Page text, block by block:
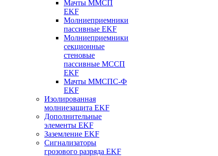
Мачты ММСП
EKF
Молниеприемники
пассивные EKF
Молниеприемники
секционные
стеновые
пассивные МССП
EKF
Мачты ММСПС-Ф
EKF
Изолированная
молниезащита EKF
Дополнительные
элементы EKF
Заземление EKF
Сигнализаторы
грозового разряда EKF